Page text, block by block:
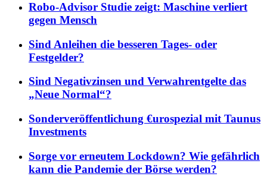
Robo-Advisor Studie zeigt: Maschine verliert
gegen Mensch
Sind Anleihen die besseren Tages- oder
Festgelder?
Sind Negativzinsen und Verwahrentgelte das
„Neue Normal“?
Sonderveröffentlichung €urospezial mit Taunus
Investments
Sorge vor erneutem Lockdown? Wie gefährlich
kann die Pandemie der Börse werden?